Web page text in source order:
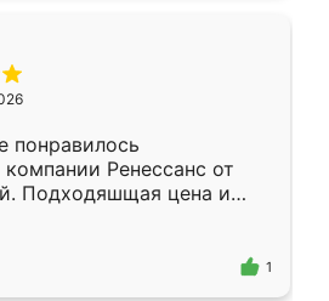
понравилось
Ренессанс от
Подходяшщая цена и
Приехавший
Владислав
эскизу самый
1